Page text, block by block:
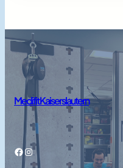
Medifit Kaiserslautern
Facebook Instagram